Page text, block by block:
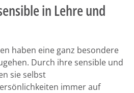
in Lehre und
haben eine ganz besondere
Durch ihre sensible und
sie selbst
immer auf